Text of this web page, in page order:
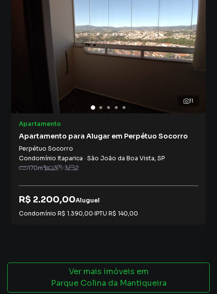
11
Apartamento
Apartamento para Alugar em Perpétuo Socorro
Perpétuo Socorro
Condomínio Itaparica · São João da Boa Vista, SP
170m² 3 3 2
R$ 2.200,00Aluguel
Condomínio R$ 1.390,00·IPTU R$ 140,00
Ver mais imóveis em
Parque Colina da Mantiqueira